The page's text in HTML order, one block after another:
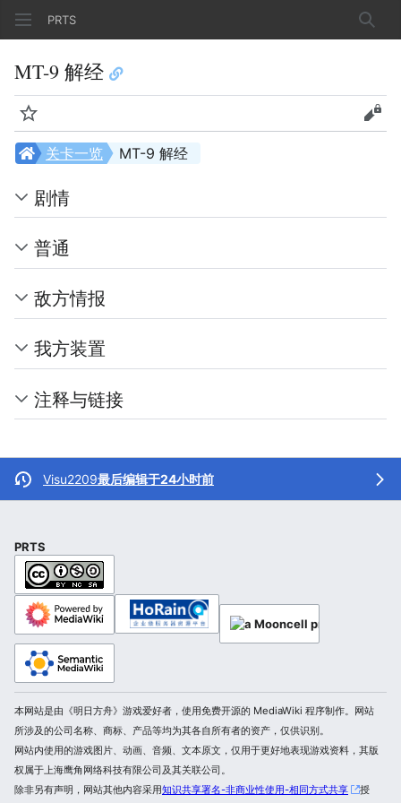
PRTS 搜索
MT-9 解经
监视 查看
MT-9 解经
关卡一览
剧情
普通
敌方情报
我方装置
注释与链接
Visu2209最后编辑于24小时前
PRTS
本网站是由《明日方舟》游戏爱好者，使用免费开源的 MediaWiki 程序制作。网站
所涉及的公司名称、商标、产品等均为其各自所有者的资产，仅供识别。
网站内使用的游戏图片、动画、音频、文本原文，仅用于更好地表现游戏资料，其版
权属于上海鹰角网络科技有限公司及其关联公司。
除非另有声明，网站其他内容采用知识共享署名-非商业性使用-相同方式共享
授